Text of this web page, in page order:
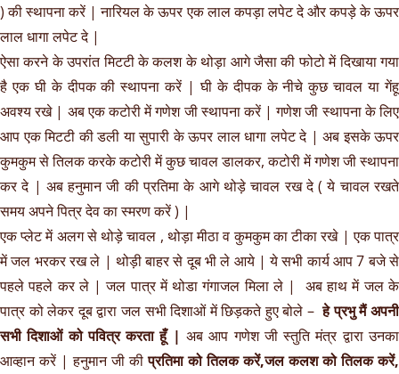
) की स्थापना करें | नारियल के ऊपर एक लाल कपड़ा लपेट दे और कपड़े के ऊपर
लाल धागा लपेट दे |
ऐसा करने के उपरांत मिटटी के कलश के थोड़ा आगे जैसा की फोटो में दिखाया गया
है एक घी के दीपक की स्थापना करें | घी के दीपक के नीचे कुछ चावल या गेंहू
अवश्य रखे | अब एक कटोरी में गणेश जी स्थापना करें | गणेश जी स्थापना के लिए
आप एक मिटटी की डली या सुपारी के ऊपर लाल धागा लपेट दे | अब इसके ऊपर
कुमकुम से तिलक करके कटोरी में कुछ चावल डालकर, कटोरी में गणेश जी स्थापना
कर दे | अब हनुमान जी की प्रतिमा के आगे थोड़े चावल रख दे ( ये चावल रखते
समय अपने पित्र देव का स्मरण करें ) |
एक प्लेट में अलग से थोड़े चावल , थोड़ा मीठा व कुमकुम का टीका रखे | एक पात्र
में जल भरकर रख ले | थोड़ी बाहर से दूब भी ले आये | ये सभी कार्य आप 7 बजे से
पहले पहले कर ले | जल पात्र में थोडा गंगाजल मिला ले | अब हाथ में जल के
पात्र को लेकर दूब द्वारा जल सभी दिशाओं में छिड़कते हुए बोले –हे प्रभु मैं अपनी
सभी दिशाओं को पवित्र करता हूँ | अब आप गणेश जी स्तुति मंत्र द्वारा उनका
आव्हान करें | हनुमान जी कीप्रतिमा को तिलक करें,जल कलश को तिलक करें,